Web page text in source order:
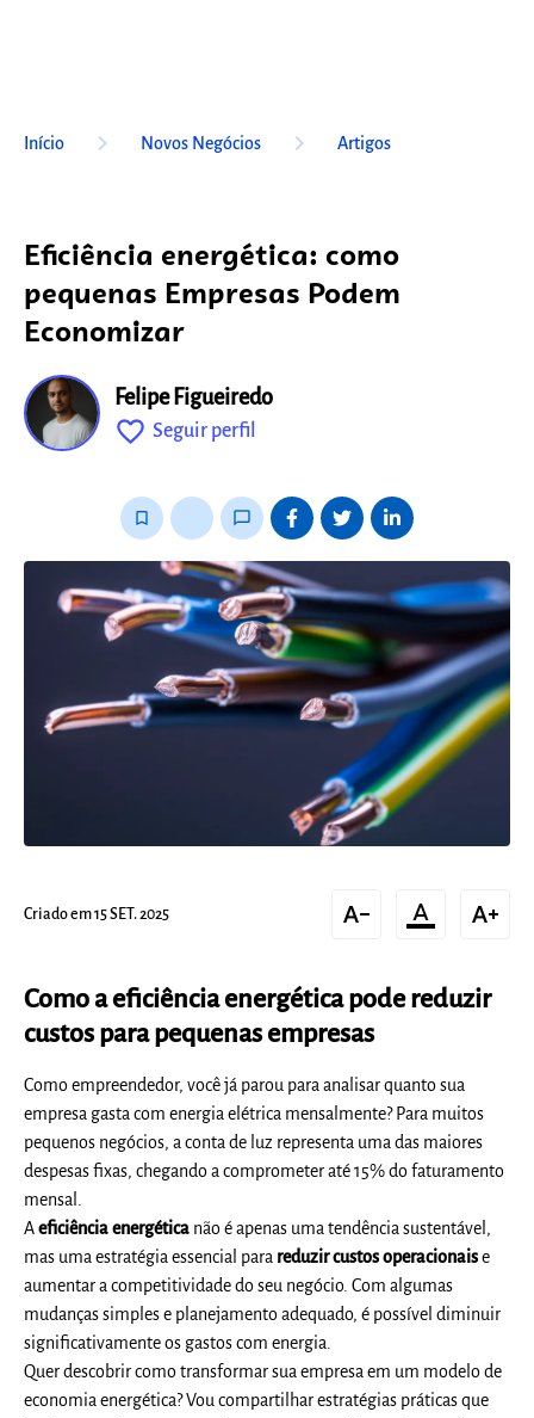
Início keyboard_arrow_right Novos Negócios keyboard_arrow_right Artigos
Eficiência energética: como
pequenas Empresas Podem
Economizar
Felipe Figueiredo
favorite_outline Seguir perfil
bookmark_border chat_bubble_outline
Criado em 15 SET. 2025 text_decrease format_color_text text_increase
Como a eficiência energética pode reduzir
custos para pequenas empresas
Como empreendedor, você já parou para analisar quanto sua
empresa gasta com energia elétrica mensalmente? Para muitos
pequenos negócios, a conta de luz representa uma das maiores
despesas fixas, chegando a comprometer até 15% do faturamento
mensal.
Aeficiência energética não é apenas uma tendência sustentável,
mas uma estratégia essencial para reduzir custos operacionaise
aumentar a competitividade do seu negócio. Com algumas
mudanças simples e planejamento adequado, é possível diminuir
significativamente os gastos com energia.
Quer descobrir como transformar sua empresa em um modelo de
economia energética? Vou compartilhar estratégias práticas que